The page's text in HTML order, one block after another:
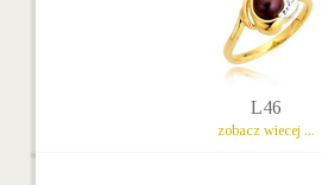
L46
zobacz wiecej ...